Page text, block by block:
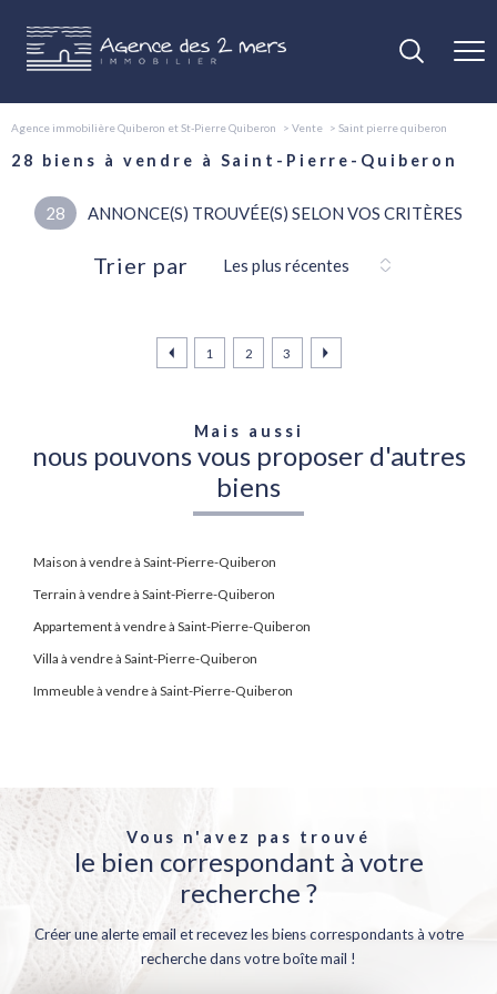
Agence immobilière Quiberon et St-Pierre Quiberon Vente Saint pierre quiberon
28 biens à vendre à Saint-Pierre-Quiberon
28 ANNONCE(S) TROUVÉE(S) SELON VOS CRITÈRES
Trier par Les plus récentes
1 2 3
Mais aussi
nous pouvons vous proposer d'autres
biens
Maison à vendre à Saint-Pierre-Quiberon
Terrain à vendre à Saint-Pierre-Quiberon
Appartement à vendre à Saint-Pierre-Quiberon
Villa à vendre à Saint-Pierre-Quiberon
Immeuble à vendre à Saint-Pierre-Quiberon
Vous n'avez pas trouvé
le bien correspondant à votre
recherche ?
Créer une alerte email et recevez les biens correspondants à votre
recherche dans votre boîte mail !